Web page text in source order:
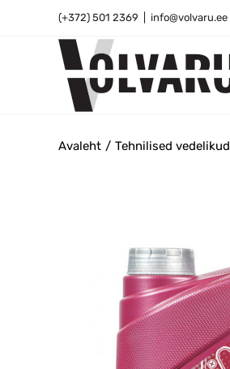
(+372) 501 2369 info@volvaru.ee
Avaleht Tehnilised vedelikud